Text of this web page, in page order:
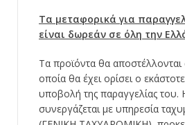
Τα μεταφορικά για
είναι δωρεάν σε όλη την
Τα προϊόντα θα
οποία θα έχει ορίσει ο
υποβολή της παραγγελίας του.
συνεργάζεται με υπηρεσία